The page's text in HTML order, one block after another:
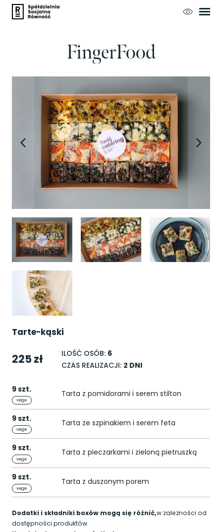
CATERING OKOLICZNOŚCIOWY
CATERING ŚWIĄTECZNY
FingerFood
Tarte-kąski
225 zł
ILOŚĆ OSÓB: 6
CZAS REALIZACJI: 2 DNI
9 szt.
vege
Tarta z pomidorami i serem stilton
9 szt.
vege
Tarta ze szpinakiem i serem feta
9 szt.
vege
Tarta z pieczarkami i zieloną pietruszką
9 szt.
vege
Tarta z duszonym porem
Dodatki i składniki boxów mogą się różnić,w zależności od
dostępności produktów.